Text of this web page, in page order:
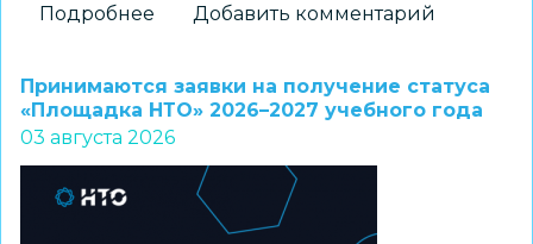
Подробнее
доступны
шаблоны
курсов
внеурочной
деятельности
Добавить комментарий
Принимаются заявки на получение статуса
«Площадка НТО» 2026–2027 учебного года
03 августа 2026